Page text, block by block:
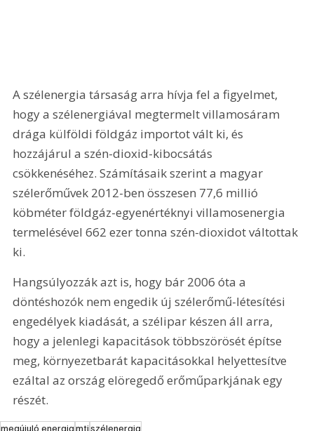
A szélenergia társaság arra hívja fel a figyelmet,
hogy a szélenergiával megtermelt villamosáram
drága külföldi földgáz importot vált ki, és
hozzájárul a szén-dioxid-kibocsátás
csökkenéséhez. Számításaik szerint a magyar
szélerőművek 2012-ben összesen 77,6 millió
köbméter földgáz-egyenértéknyi villamosenergia
termelésével 662 ezer tonna szén-dioxidot váltottak
ki.
Hangsúlyozzák azt is, hogy bár 2006 óta a
döntéshozók nem engedik új szélerőmű-létesítési
engedélyek kiadását, a szélipar készen áll arra,
hogy a jelenlegi kapacitások többszörösét építse
meg, környezetbarát kapacitásokkal helyettesítve
ezáltal az ország elöregedő erőműparkjának egy
részét.
megújuló energiamtiszélenergia